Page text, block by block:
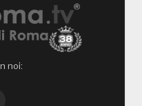
noi: